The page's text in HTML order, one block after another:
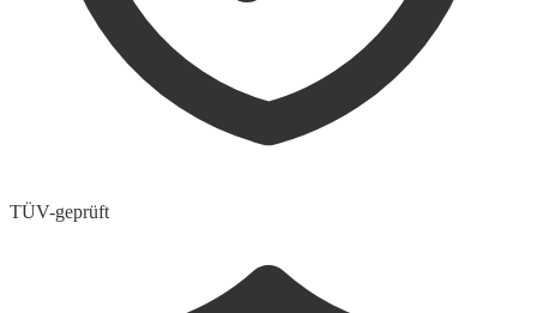
TÜV-geprüft